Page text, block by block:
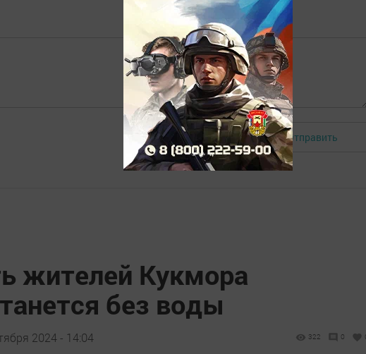
Авторизоваться Отправить
жителей Кукмора
без воды
2024 - 14:04 322 0